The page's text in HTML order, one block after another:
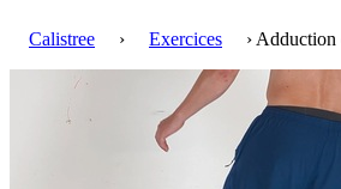
Calistree › Exercices › Adduction